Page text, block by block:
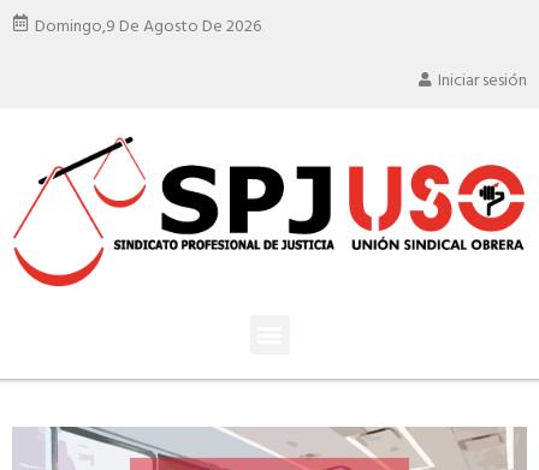
Domingo,9 De Agosto De 2026
Iniciar sesión